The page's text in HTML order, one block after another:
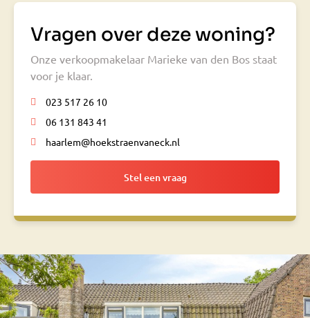
Vragen over deze woning?
Onze verkoopmakelaar Marieke van den Bos staat
voor je klaar.
023 517 26 10
06 131 843 41
haarlem@hoekstraenvaneck.nl
Stel een vraag